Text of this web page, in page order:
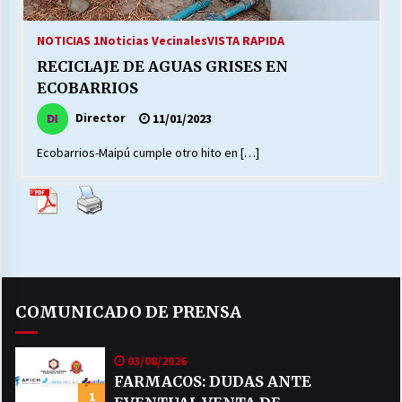
LABORAL:
13/07/2026
25/06/2026
16/06/2026
MUNICIPALIDADES, HONORARIOS, DESPIDOS
28/05/2026
NOTICIAS 1Noticias VecinalesVISTA RAPIDA
RECICLAJE DE AGUAS GRISES EN
ECOBARRIOS
Director 11/01/2023
Ecobarrios-Maipú cumple otro hito en […]
COMUNICADO DE PRENSA
1
03/08/2026
FARMACOS: DUDAS ANTE